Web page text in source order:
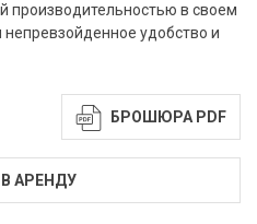
производительностью в своем
удобство и
БРОШЮРА PDF
В АРЕНДУ